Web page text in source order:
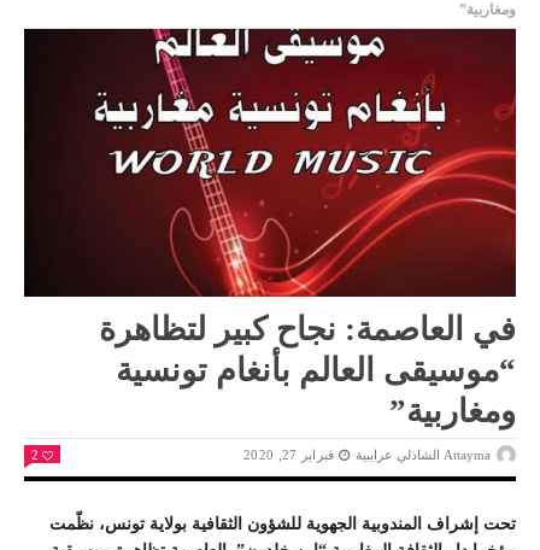
ومغاربية”
في العاصمة: نجاح كبير لتظاهرة
“موسيقى العالم بأنغام تونسية
ومغاربية”
Attayma الشاذلي عرايبية فبراير 27, 2020 2
تحت إشراف المندوبية الجهوية للشؤون الثقافية بولاية تونس، نظّمت